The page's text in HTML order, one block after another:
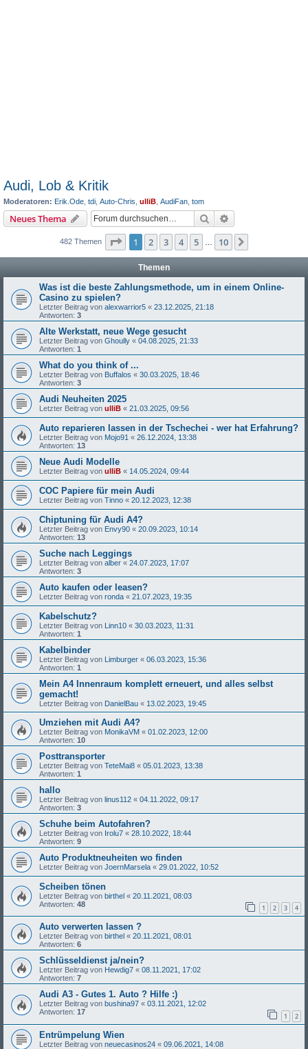
Audi, Lob & Kritik
Moderatoren: Erik.Ode tdi Auto-Chris ulliB AudiFan tom
Neues Thema Suche
482 Themen Seite 1von 10
1 2 3 4 5 10
Themen
Was ist die beste Zahlungsmethode, um in einem Online-
Casino zu spielen?
Letzter Beitrag von alexwarrior5 « 23.12.2025, 21:18
Antworten: 3
Alte Werkstatt, neue Wege gesucht
Letzter Beitrag von Ghoully « 04.08.2025, 21:33
Antworten: 1
What do you think of ...
Letzter Beitrag von Buffalos « 30.03.2025, 18:46
Antworten: 3
Audi Neuheiten 2025
Letzter Beitrag von ulliB « 21.03.2025, 09:56
Auto reparieren lassen in der Tschechei - wer hat Erfahrung?
Letzter Beitrag von Mojo91 « 26.12.2024, 13:38
Antworten: 13
Neue Audi Modelle
Letzter Beitrag von ulliB « 14.05.2024, 09:44
COC Papiere für mein Audi
Letzter Beitrag von Tinno « 20.12.2023, 12:38
Chiptuning für Audi A4?
Letzter Beitrag von Envy90 « 20.09.2023, 10:14
Antworten: 13
Suche nach Leggings
Letzter Beitrag von alber « 24.07.2023, 17:07
Antworten: 3
Auto kaufen oder leasen?
Letzter Beitrag von ronda « 21.07.2023, 19:35
Kabelschutz?
Letzter Beitrag von Linn10 « 30.03.2023, 11:31
Antworten: 1
Kabelbinder
Letzter Beitrag von Limburger « 06.03.2023, 15:36
Antworten: 1
Mein A4 Innenraum komplett erneuert, und alles selbst
gemacht!
Letzter Beitrag von DanielBau « 13.02.2023, 19:45
Umziehen mit Audi A4?
Letzter Beitrag von MonikaVM « 01.02.2023, 12:00
Antworten: 10
Posttransporter
Letzter Beitrag von TeteMai8 « 05.01.2023, 13:38
Antworten: 1
hallo
Letzter Beitrag von linus112 « 04.11.2022, 09:17
Antworten: 3
Schuhe beim Autofahren?
Letzter Beitrag von Irolu7 « 28.10.2022, 18:44
Antworten: 9
Auto Produktneuheiten wo finden
Letzter Beitrag von JoernMarsela « 29.01.2022, 10:52
Scheiben tönen
Letzter Beitrag von birthel « 20.11.2021, 08:03
Antworten: 48 1 2 3 4
Auto verwerten lassen ?
Letzter Beitrag von birthel « 20.11.2021, 08:01
Antworten: 6
Schlüsseldienst ja/nein?
Letzter Beitrag von Hewdig7 « 08.11.2021, 17:02
Antworten: 7
Audi A3 - Gutes 1. Auto ? Hilfe :)
Letzter Beitrag von bushina97 « 03.11.2021, 12:02
Antworten: 17 1 2
Entrümpelung Wien
Letzter Beitrag von neuecasinos24 « 09.06.2021, 14:08